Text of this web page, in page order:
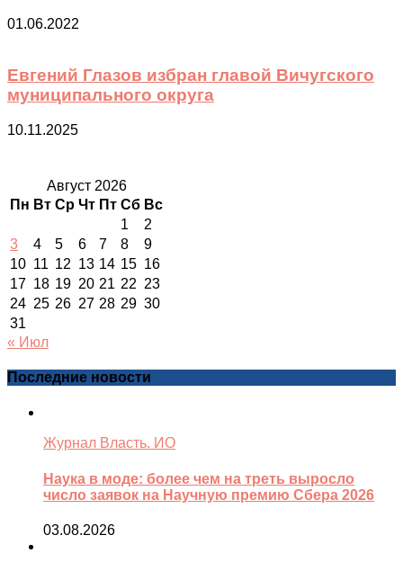
01.06.2022
Евгений Глазов избран главой Вичугского
муниципального округа
10.11.2025
Август 2026
Пн Вт Ср Чт Пт Сб Вс
1
2
3
4 5 6 7 8
9
10 11 12 13 14 15 16
17 18 19 20 21 22 23
24 25 26 27 28 29 30
31
« Июл
Последние новости
Журнал Власть. ИО
Наука в моде: более чем на треть выросло
число заявок на Научную премию Сбера 2026
03.08.2026